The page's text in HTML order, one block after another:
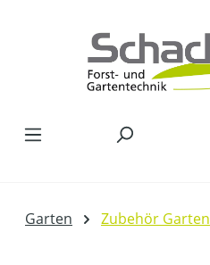
Garten Zubehör Garten